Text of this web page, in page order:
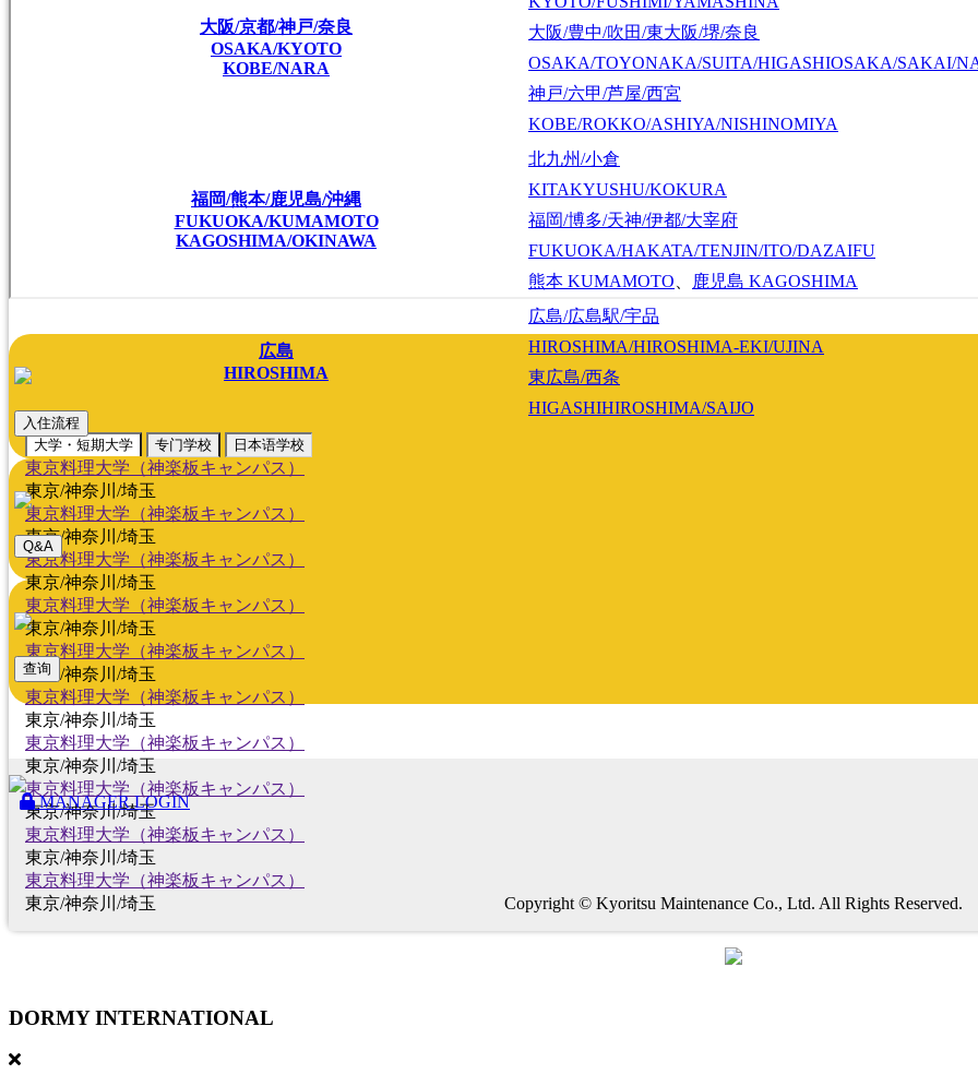
大阪/京都/神戸/奈良
OSAKA/KYOTO
KOBE/NARA
大阪/豊中/吹田/東大阪/堺/奈良
OSAKA/TOYONAKA/SUITA/HIGASHIOSAKA/SAKAI/
神戸/六甲/芦屋/西宮
KOBE/ROKKO/ASHIYA/NISHINOMIYA
福岡/熊本/鹿児島/沖縄
FUKUOKA/KUMAMOTO
KAGOSHIMA/OKINAWA
北九州/小倉
KITAKYUSHU/KOKURA
福岡/博多/天神/伊都/大宰府
FUKUOKA/HAKATA/TENJIN/ITO/DAZAIFU
熊本 KUMAMOTO 鹿児島 KAGOSHIMA
広島
HIROSHIMA
広島/広島駅/宇品
HIROSHIMA/HIROSHIMA-EKI/UJINA
東広島/西条
HIGASHIHIROSHIMA/SAIJO
大学・短期大学 专门学校 日本语学校
東京料理大学（神楽板キャンパス）
東京/神奈川/埼玉
東京料理大学（神楽板キャンパス）
東京/神奈川/埼玉
東京料理大学（神楽板キャンパス）
東京/神奈川/埼玉
東京料理大学（神楽板キャンパス）
東京/神奈川/埼玉
東京料理大学（神楽板キャンパス）
東京/神奈川/埼玉
東京料理大学（神楽板キャンパス）
東京/神奈川/埼玉
東京料理大学（神楽板キャンパス）
東京/神奈川/埼玉
東京料理大学（神楽板キャンパス）
東京/神奈川/埼玉
東京料理大学（神楽板キャンパス）
東京/神奈川/埼玉
東京料理大学（神楽板キャンパス）
東京/神奈川/埼玉
入住流程
Q&A
查询
MANAGER LOGIN
Copyright © Kyoritsu Maintenance Co., Ltd. All Rights Reserved.
DORMY INTERNATIONAL